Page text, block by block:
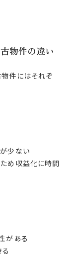
物件の違い
件にはそれぞ
少ない
め収益化に時間
がある